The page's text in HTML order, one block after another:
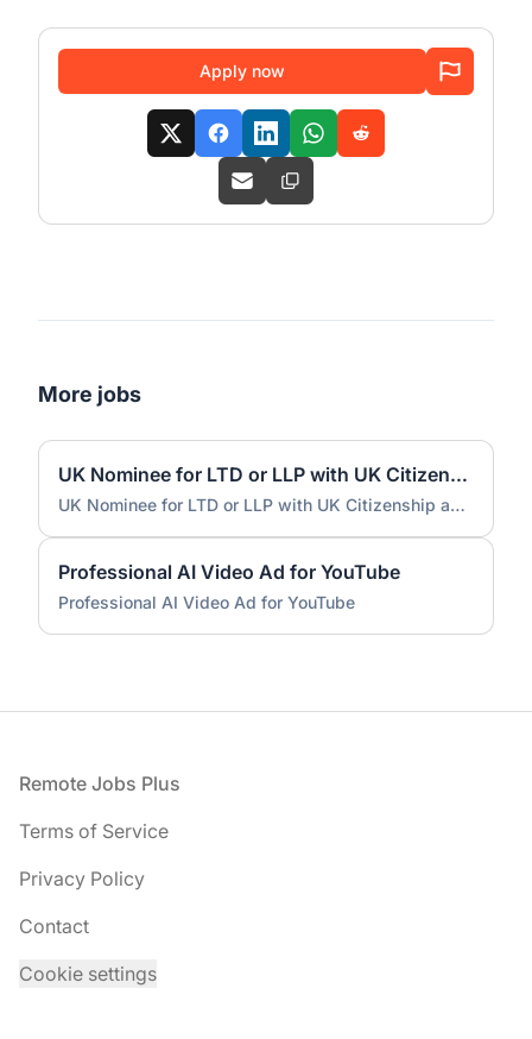
Apply now
More jobs
UK Nominee for LTD or LLP with UK Citizenship and UK Address
UK Nominee for LTD or LLP with UK Citizenship and UK Address
Professional AI Video Ad for YouTube
Professional AI Video Ad for YouTube
Footer
Remote Jobs Plus
Terms of Service
Privacy Policy
Contact
Cookie settings